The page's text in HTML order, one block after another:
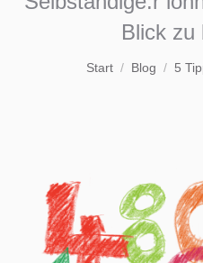
Blick zu
Sie befinden
Start Blog 5